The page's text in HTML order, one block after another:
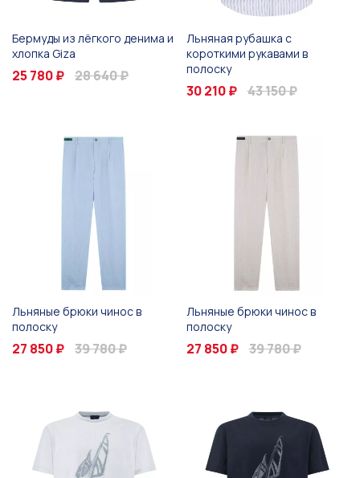
Бермуды из лёгкого денима и
хлопка Giza
25 780 ₽ 28 640 ₽
Льняная рубашка с
короткими рукавами в
полоску
30 210 ₽ 43 150 ₽
Льняные брюки чинос в
полоску
27 850 ₽ 39 780 ₽
Льняные брюки чинос в
полоску
27 850 ₽ 39 780 ₽